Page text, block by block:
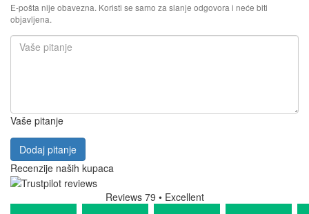
E-pošta nije obavezna. Koristi se samo za slanje odgovora i neće biti
objavljena.
Vaše pitanje
Dodaj pitanje
Recenzije naših kupaca
Reviews 79 • Excellent